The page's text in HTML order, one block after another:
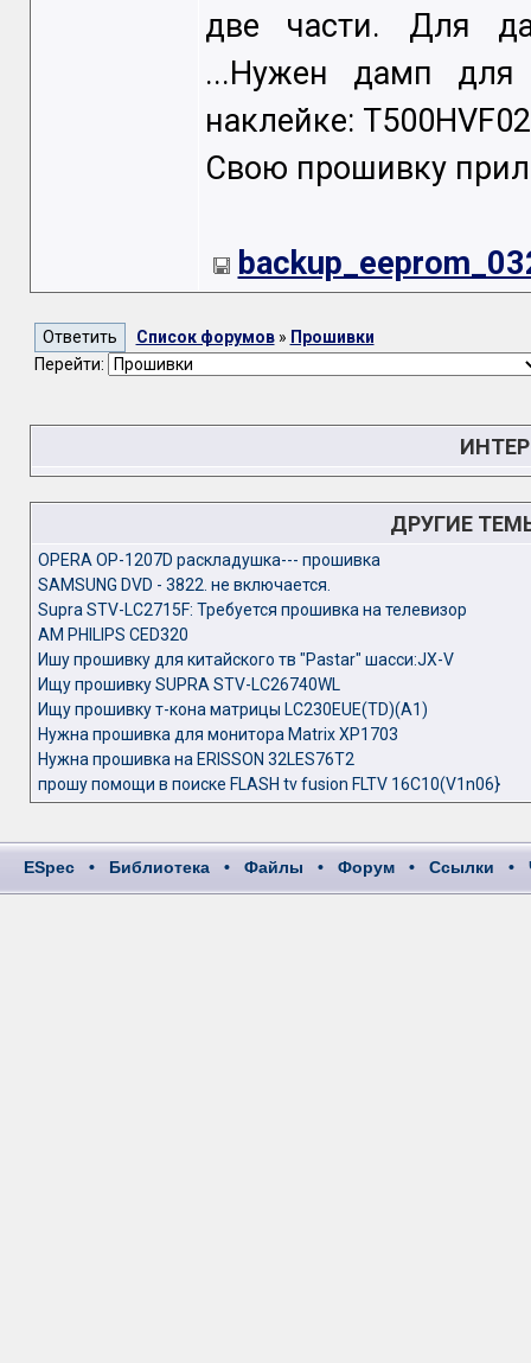
две части. Для
...Нужен дамп для
наклейке:
Свою прошивку
Список форумов» Прошивки
Перейти:
ДРУГИЕ
OPERA OP-1207D раскладушка--- прошивка
SAMSUNG DVD - 3822. не включается.
Supra STV-LC2715F: Требуется прошивка на телевизор
АМ PHILIPS CED320
Ишу прошивку для китайского тв "Pastar" шасси:JX-V
Ищу прошивку SUPRA STV-LC26740WL
Ищу прошивку т-кона матрицы LC230EUE(TD)(A1)
Нужна прошивка для монитора Matrix XP1703
Нужна прошивка на ERISSON 32LES76T2
прошу помощи в поиске FLASH tv fusion FLTV 16C10(V1n06}
ESpec • Библиотека • Файлы • Форум • Ссылки •